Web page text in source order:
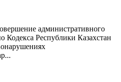
административного
Республики Казахстан